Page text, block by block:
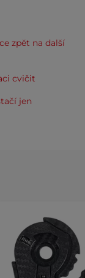
zpět na další
cvičit
jen